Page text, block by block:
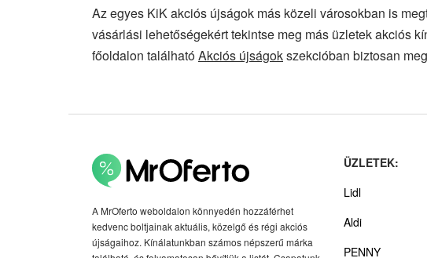
Az egyes KiK akciós újságok más közeli városokban is
vásárlási lehetőségekért tekintse meg más üzletek akciós
főoldalon találhatóAkciós újságokszekcióban biztosan
A MrOferto weboldalon könnyedén hozzáférhet
kedvenc boltjainak aktuális, közelgő és régi akciós
újságaihoz. Kínálatunkban számos népszerű márka
ÜZLETEK:
Lidl
Aldi
PENNY